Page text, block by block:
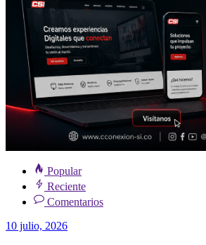
Popular
Reciente
Comentarios
10 julio, 2026